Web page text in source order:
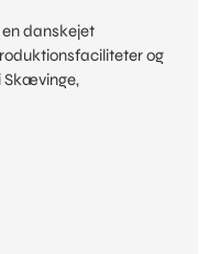
danskejet
og
Skævinge,